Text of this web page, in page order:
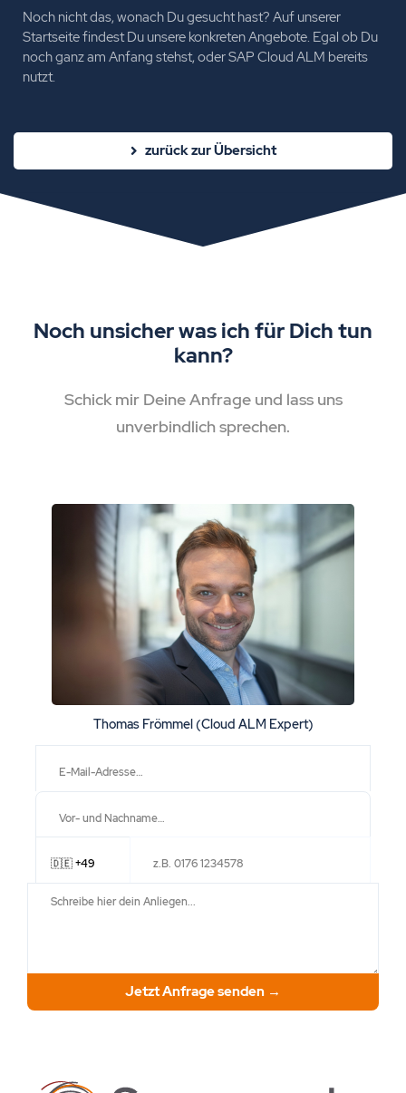
Noch nicht das, wonach Du gesucht hast? Auf unserer
Startseite findest Du unsere konkreten Angebote. Egal ob Du
noch ganz am Anfang stehst, oder SAP Cloud ALM bereits
nutzt.
zurück zur Übersicht
Noch unsicher was ich für Dich tun
kann?
Schick mir Deine Anfrage und lass uns
unverbindlich sprechen.
Thomas Frömmel (Cloud ALM Expert)
Jetzt Anfrage senden →